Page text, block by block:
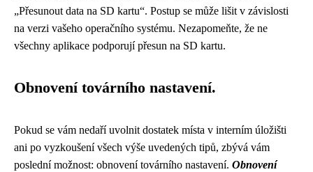
„Přesunout data na SD kartu“. Postup se může lišit v závislosti
na verzi vašeho operačního systému. Nezapomeňte, že ne
všechny aplikace podporují přesun na SD kartu.
Obnovení továrního nastavení.
Pokud se vám nedaří uvolnit dostatek místa v interním úložišti
ani po vyzkoušení všech výše uvedených tipů, zbývá vám
poslední možnost: obnovení továrního nastavení. Obnovení